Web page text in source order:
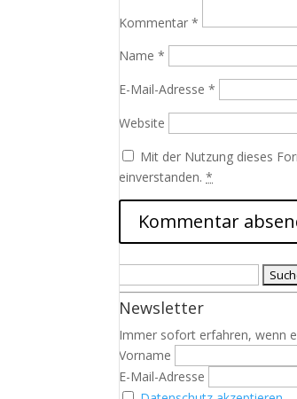
Kommentar*
Name*
E-Mail-Adresse*
Website
Mit der Nutzung dieses
einverstanden.*
nach:
Newsletter
Immer sofort erfahren, wenn
Vorname
E-Mail-Adresse